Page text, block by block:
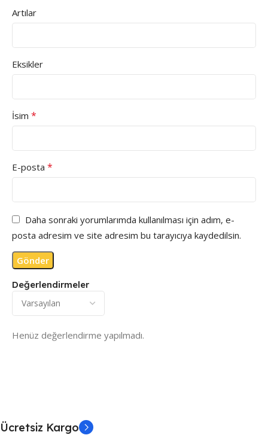
Değerlendirmeler
Henüz değerlendirme yapılmadı.
Artılar
Eksikler
İsim *
E-posta *
Daha sonraki yorumlarımda kullanılması için adım, e-
posta adresim ve site adresim bu tarayıcıya kaydedilsin.
Ücretsiz Kargo